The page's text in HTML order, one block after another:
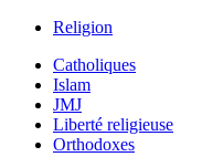
Religion
Catholiques
Islam
JMJ
Liberté religieuse
Orthodoxes